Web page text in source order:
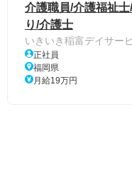
介護職員/介護福祉
り/介護士
いきいき稲富デイサー
正社員
福岡県
月給19万円